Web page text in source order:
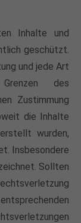
Inhalte und
geschützt.
und jede Art
des
Zustimmung
die Inhalte
wurden,
Insbesondere
Sollten